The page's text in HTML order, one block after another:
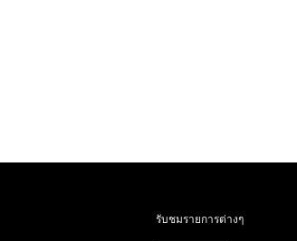
รับชมรายการต่างๆ